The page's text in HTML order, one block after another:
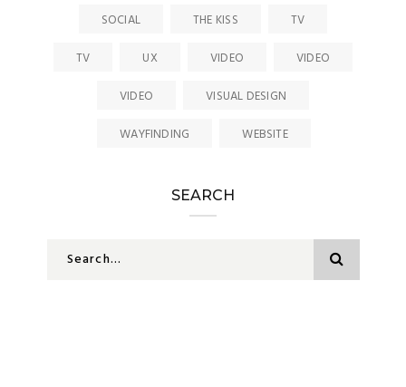
SOCIAL
THE KISS
TV
TV
UX VIDEO
VIDEO
VIDEO
VISUAL DESIGN
WAYFINDING
WEBSITE
SEARCH